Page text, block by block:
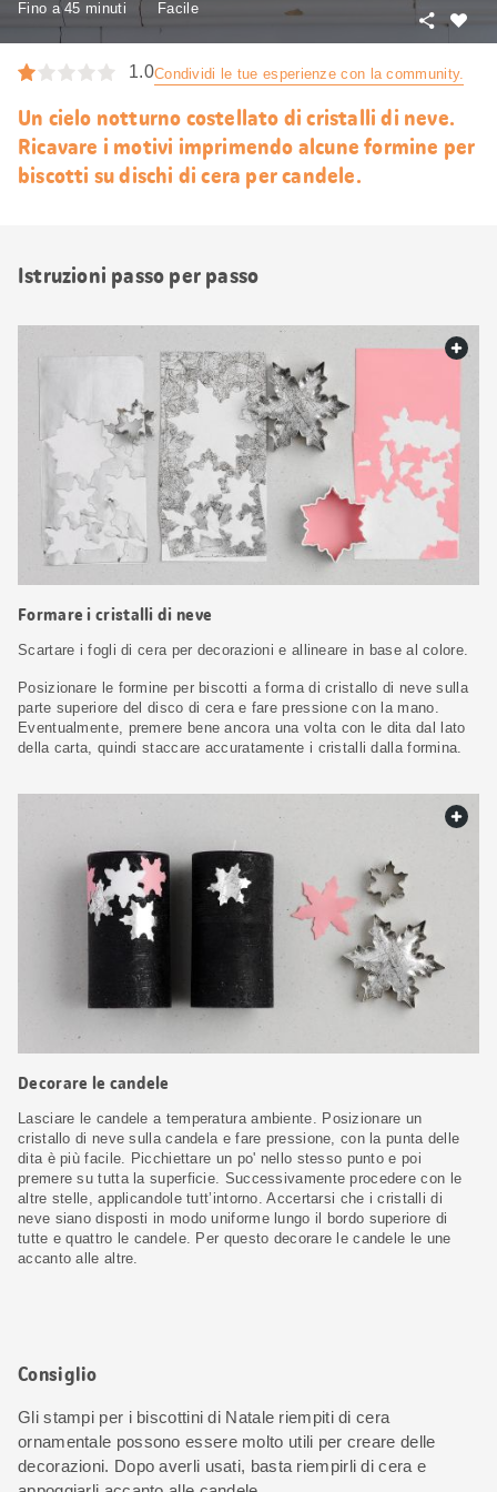
1.0Condividi le tue esperienze con la community.
Fino a 45 minuti
Facile
Condividi
Un cielo notturno costellato di cristalli di neve.
Ricavare i motivi imprimendo alcune formine per
biscotti su dischi di cera per candele.
Istruzioni passo per passo
Formare i cristalli di neve
Scartare i fogli di cera per decorazioni e allineare in base al colore.
Posizionare le formine per biscotti a forma di cristallo di neve sulla
parte superiore del disco di cera e fare pressione con la mano.
Eventualmente, premere bene ancora una volta con le dita dal lato
della carta, quindi staccare accuratamente i cristalli dalla formina.
Decorare le candele
Lasciare le candele a temperatura ambiente. Posizionare un
cristallo di neve sulla candela e fare pressione, con la punta delle
dita è più facile. Picchiettare un po' nello stesso punto e poi
premere su tutta la superficie. Successivamente procedere con le
altre stelle, applicandole tutt’intorno. Accertarsi che i cristalli di
neve siano disposti in modo uniforme lungo il bordo superiore di
tutte e quattro le candele. Per questo decorare le candele le une
accanto alle altre.
Consiglio
Gli stampi per i biscottini di Natale riempiti di cera
ornamentale possono essere molto utili per creare delle
decorazioni. Dopo averli usati, basta riempirli di cera e